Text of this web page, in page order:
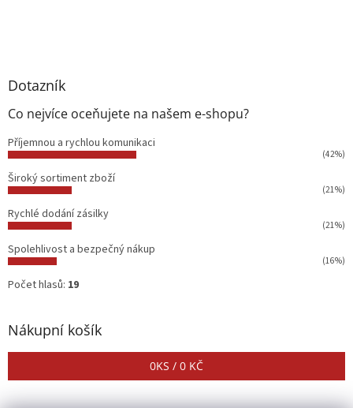
Dotazník
Co nejvíce oceňujete na našem e-shopu?
Příjemnou a rychlou komunikaci
(42%)
Široký sortiment zboží
(21%)
Rychlé dodání zásilky
(21%)
Spolehlivost a bezpečný nákup
(16%)
Počet hlasů: 19
Nákupní košík
0KS / 0 KČ